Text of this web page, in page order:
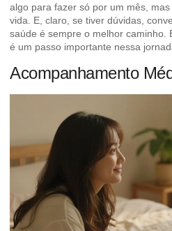
algo para fazer só por um mês,
vida. E, claro, se tiver dúvidas,
saúde é sempre o melhor caminho.
é um passo importante nessa
Acompanhamento